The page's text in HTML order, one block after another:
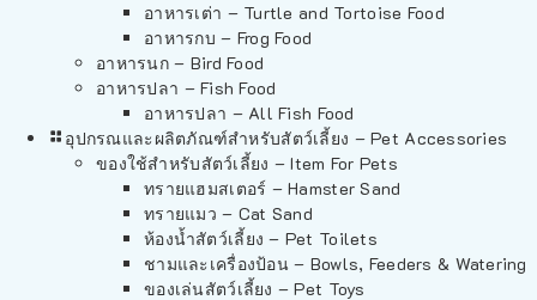
อาหารเต่า – Turtle and Tortoise Food
อาหารกบ – Frog Food
อาหารนก – Bird Food
อาหารปลา – Fish Food
อาหารปลา – All Fish Food
อุปกรณและผลิตภัณฑ์สำหรับสัตว์เลี้ยง – Pet Accessories
ของใช้สำหรับสัตว์เลี้ยง – Item For Pets
ทรายแฮมสเตอร์ – Hamster Sand
ทรายแมว – Cat Sand
ห้องน้ำสัตว์เลี้ยง – Pet Toilets
ชามและเครื่องป้อน – Bowls, Feeders & Watering
ของเล่นสัตว์เลี้ยง – Pet Toys